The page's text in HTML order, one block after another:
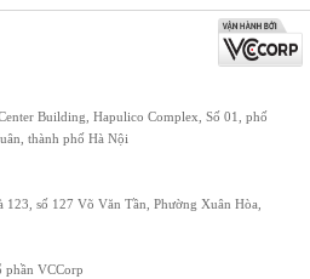
Building, Hapulico Complex, Số 01, phố
thành phố Hà Nội
123, số 127 Võ Văn Tần, Phường Xuân Hòa,
VCCorp